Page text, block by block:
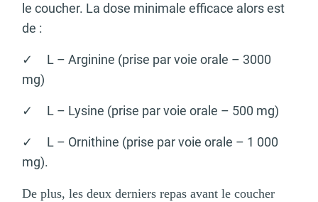
le coucher. La dose minimale efficace alors est
de :
✓ L – Arginine (prise par voie orale – 3000
mg)
✓ L – Lysine (prise par voie orale – 500 mg)
✓ L – Ornithine (prise par voie orale – 1 000
mg).
De plus, les deux derniers repas avant le coucher